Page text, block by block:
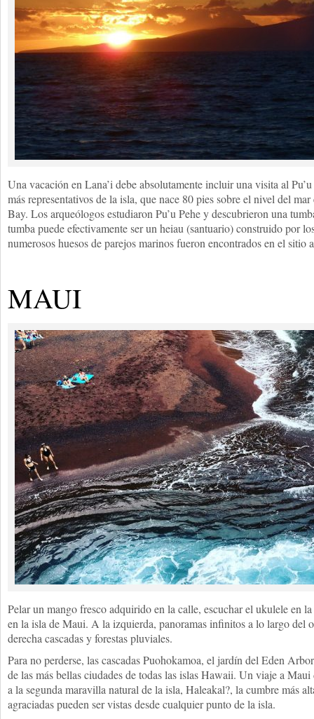
Una vacación en Lana’i debe absolutamente incluir una visita al
más representativos de la isla, que nace 80 pies sobre el nivel del
Bay. Los arqueólogos estudiaron Pu’u Pehe y descubrieron una
tumba puede efectivamente ser un heiau (santuario) construido por
numerosos huesos de parejos marinos fueron encontrados en el sitio
MAUI
Pelar un mango fresco adquirido en la calle, escuchar el ukulele en
en la isla de Maui. A la izquierda, panoramas infinitos a lo largo del
derecha cascadas y forestas pluviales.
Para no perderse, las cascadas Puohokamoa, el jardín del Eden
de las más bellas ciudades de todas las islas Hawaii. Un viaje a
a la segunda maravilla natural de la isla, Haleakal?, la cumbre más
agraciadas pueden ser vistas desde cualquier punto de la isla.